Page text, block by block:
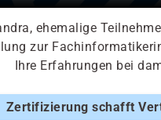
ehemalige
zur
Ihre Erfahrungen bei
Zertifizierung schafft